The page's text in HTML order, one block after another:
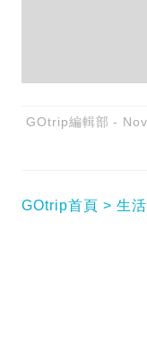
GOtrip編輯部
GOtrip首頁 生活